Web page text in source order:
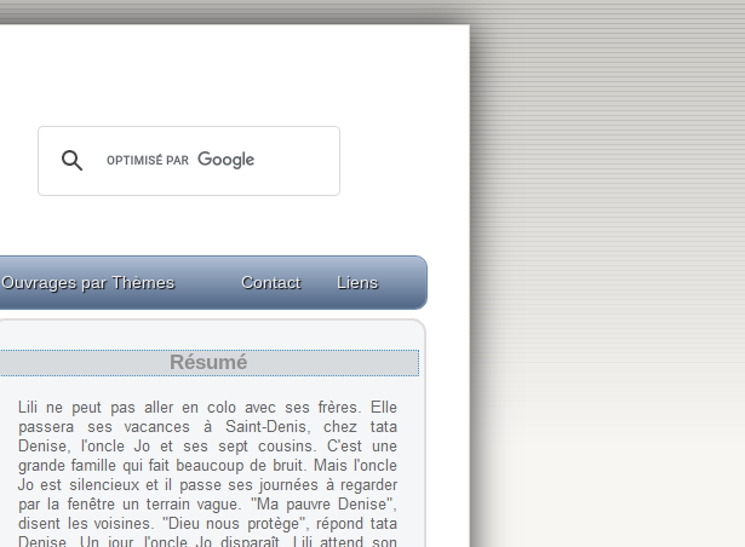
Contact Liens
Ouvrages par Thèmes
Résumé